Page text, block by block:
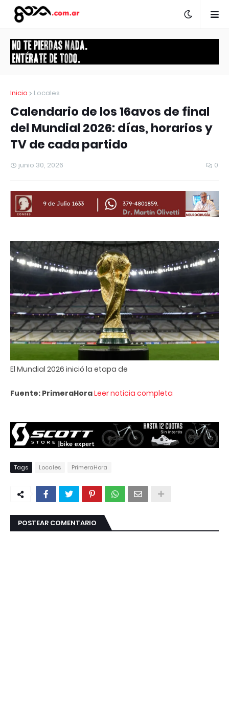
Inicio Locales
Calendario de los 16avos de final
del Mundial 2026: días, horarios y
TV de cada partido
junio 30, 2026 0
El Mundial 2026 inició la etapa de
Fuente: PrimeraHoraLeer noticia completa
Tags Locales PrimeraHora
POSTEAR COMENTARIO